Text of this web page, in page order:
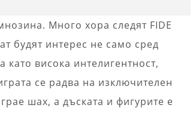
Много хора следят FIDE
будят интерес не само сред
като висока интелигентност,
се радва на изключителен
шах, а дъската и фигурите е